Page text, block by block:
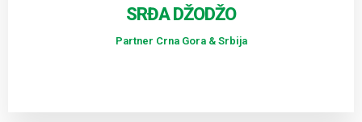
SRĐA DŽODŽO
Partner Crna Gora & Srbija